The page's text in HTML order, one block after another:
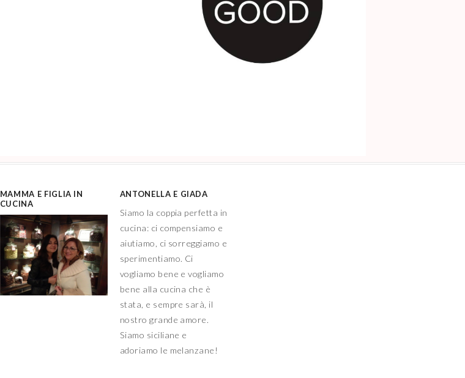
MAMMA E FIGLIA IN
CUCINA
ANTONELLA E GIADA
Siamo la coppia perfetta in
cucina: ci compensiamo e
aiutiamo, ci sorreggiamo e
sperimentiamo. Ci
vogliamo bene e vogliamo
bene alla cucina che è
stata, e sempre sarà, il
nostro grande amore.
Siamo siciliane e
adoriamo le melanzane!